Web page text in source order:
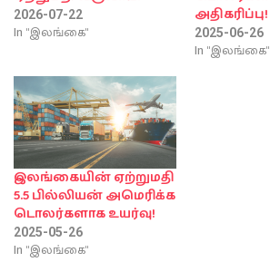
2026-07-22
In "இலங்கை"
அதிகரிப்பு!
2025-06-26
In "இலங்கை"
இலங்கையின் ஏற்றுமதி
5.5 பில்லியன் அமெரிக்க
டொலர்களாக உயர்வு!
2025-05-26
In "இலங்கை"